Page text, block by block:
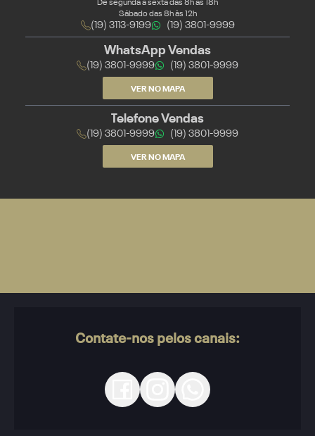
De segunda a sexta das 8h às 18h
Sábado das 8h às 12h
(19) 3113-9199 (19) 3801-9999
WhatsApp Vendas
(19) 3801-9999 (19) 3801-9999
VER NO MAPA
Telefone Vendas
(19) 3801-9999 (19) 3801-9999
VER NO MAPA
Contate-nos pelos canais: